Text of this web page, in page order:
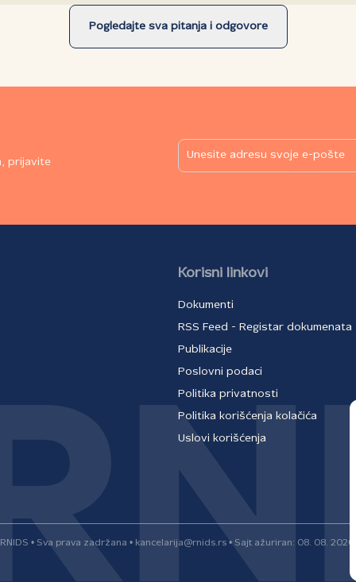
Pogledajte sva pitanja i odgovore
prijavite
Korisni linkovi
Dokumenti
RSS Feed - Registar dokumenata
Publikacije
Poslovni podaci
Politika privatnosti
Politika korišćenja kolačića
Uslovi korišćenja
RNIDS • Sva prava zadržana • kancelarija@rnids.rs • Sajt ažuriran: 08. 08. 2026.